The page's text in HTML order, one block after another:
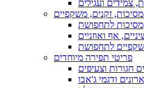
ועגילים
זקנים, משקפיים
מסיכות לתחפושת
אף ואוזניים
לתחפושת
פריטי תפירה מיוחדים
חגורות וצעיפים
ודגמי ג'אבו